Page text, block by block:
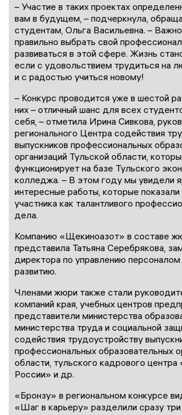
– Участие в таких проектах
вам в будущем, – подчеркнула,
студентам, Ольга Васильевна. –
правильно выбрать свой
развиваться в этой сфере. Жизнь
если с удовольствием трудиться на
и с радостью учиться новому!
– Конкурс проводится уже в шестой
них – отличный шанс для всех
себя, – отметила Ирина Сивкова,
регионального Центра содействия
выпускников профессиональных
организаций Тульской области,
функционирует на базе Тульского
колледжа. – В этом году мы увидели
интересные работы, которые
участника как талантливого
дела.
Компанию «Щекиноазот» в составе
представила Татьяна Серебрякова,
директора по управлению
развитию.
Членами жюри также стали
компаний края, учебных центров
представители министерства
министерства труда и социальной
содействия трудоустройству
профессиональных образовательных
области, тульского кадрового центра
России» и др.
«Бронзу» в региональном конкурсе
«Шаг в карьеру» разделили сразу три